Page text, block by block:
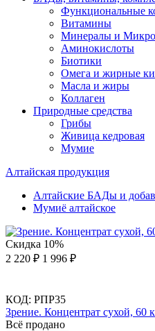
Функциональные
Витамины
Минералы и
Аминокислоты
Биотики
Омега и жирные
Масла и жиры
Коллаген
Природные средства
Грибы
Живица кедровая
Мумие
Алтайская продукция
Алтайские БАДы и
Мумиё алтайское
Скидка 10%
2 220 ₽ 1 996 ₽
КОД: РПР35
Зрение. Концентрат сухой, 60
Всё продано